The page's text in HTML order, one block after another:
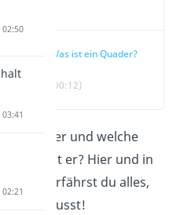
Was ist ein Quader?
(00:12)
ein Quader und welche
hat er? Hier und in
erfährst du alles,
wissen musst!